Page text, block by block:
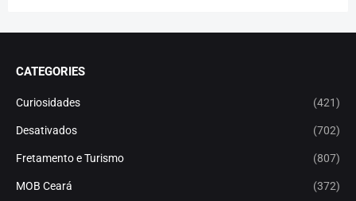
CATEGORIES
Curiosidades (421)
Desativados (702)
Fretamento e Turismo (807)
MOB Ceará (372)